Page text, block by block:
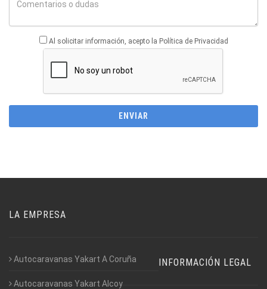
Al solicitar información, acepto la Política de Privacidad
LA EMPRESA
Autocaravanas Yakart A Coruña
Autocaravanas Yakart Alcoy
INFORMACIÓN LEGAL